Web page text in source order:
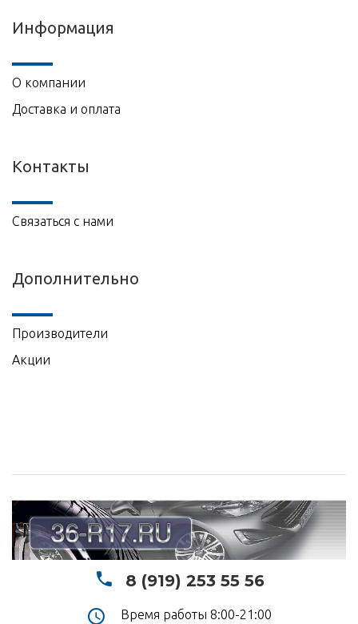
Информация
О компании
Доставка и оплата
Контакты
Связаться с нами
Дополнительно
Производители
Акции
8 (919) 253 55 56
Время работы 8:00-21:00